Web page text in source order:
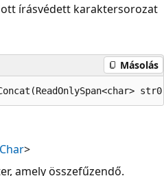
írásvédett karaktersorozat
Másolás
Char>
amely összefűzendő.